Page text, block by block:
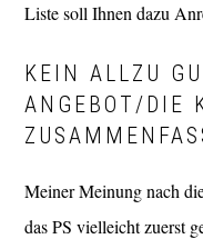
Liste soll Ihnen dazu
KEIN ALLZU
ANGEBOT/DIE
Meiner Meinung nach
das PS vielleicht zuerst